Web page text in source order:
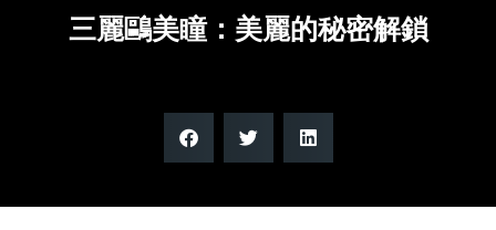
三麗鷗美瞳：美麗的秘密解鎖